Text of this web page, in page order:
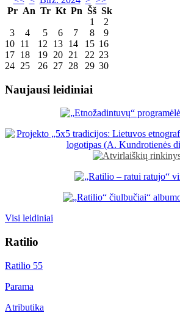
Pr An Tr Kt Pn Šš Sk
1
2
3
4 5 6 7 8
9
10 11 12 13 14 15 16
17 18 19 20 21 22 23
24 25 26 27 28 29 30
Naujausi leidiniai
Visi leidiniai
Ratilio
Ratilio 55
Parama
Atributika